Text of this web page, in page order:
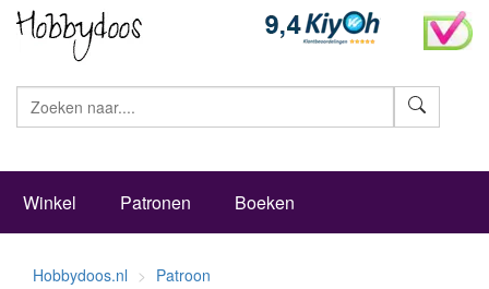
Winkel Patronen Boeken
Hobbydoos.nl Patroon